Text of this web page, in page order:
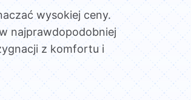
wysokiej ceny.
najprawdopodobniej
z komfortu i